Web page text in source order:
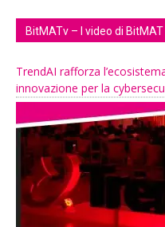
BitMATv – I video di BitMAT
TrendAI rafforza
innovazione per la